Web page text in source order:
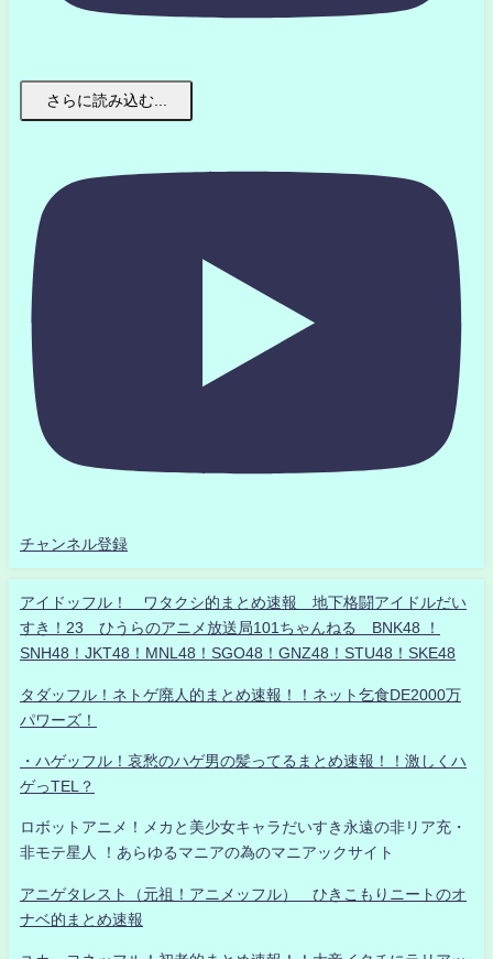
さらに読み込む...
チャンネル登録
アイドッフル！ ワタクシ的まとめ速報 地下格闘アイドルだい
すき！23 ひうらのアニメ放送局101ちゃんねる BNK48 ！
SNH48！JKT48！MNL48！SGO48！GNZ48！STU48！SKE48
タダッフル！ネトゲ廃人的まとめ速報！！ネット乞食DE2000万
パワーズ！
・ハゲッフル！哀愁のハゲ男の髪ってるまとめ速報！！激しくハ
ゲっTEL？
ロボットアニメ！メカと美少女キャラだいすき永遠の非リア充・
非モテ星人 ！あらゆるマニアの為のマニアックサイト
アニゲタレスト（元祖！アニメッフル） ひきこもりニートのオ
ナベ的まとめ速報